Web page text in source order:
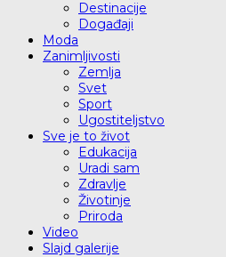
Destinacije
Događaji
Moda
Zanimljivosti
Zemlja
Svet
Sport
Ugostiteljstvo
Sve je to život
Edukacija
Uradi sam
Zdravlje
Životinje
Priroda
Video
Slajd galerije